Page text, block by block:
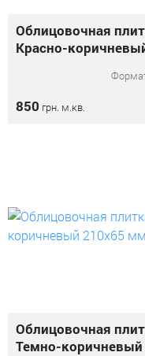
Облицовочная
Красно-
850 грн. м.кв.
Облицовочная
Темно-